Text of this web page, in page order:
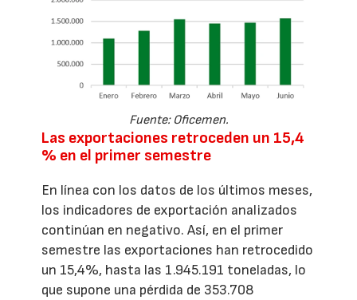
Fuente: Oficemen.
Las exportaciones retroceden un 15,4
% en el primer semestre
En línea con los datos de los últimos meses,
los indicadores de exportación analizados
continúan en negativo. Así, en el primer
semestre las exportaciones han retrocedido
un 15,4%, hasta las 1.945.191 toneladas, lo
que supone una pérdida de 353.708